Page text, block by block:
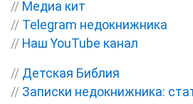
// Медиа кит
// Telegram недокнижника
// Наш YouTube канал
// Детская Библия
// Записки недокнижника: